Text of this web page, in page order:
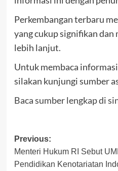
Perkembangan terbaru
yang cukup signifikan
lebih lanjut.
Untuk membaca
silakan kunjungi sumber
Baca sumber lengkap di
Post
navigation
Previous:
Menteri Hukum RI Sebut
Pendidikan Kenotariatan